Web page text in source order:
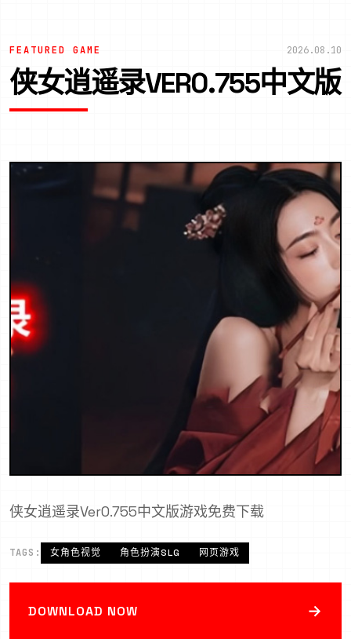
FEATURED GAME 2026.08.10
侠女逍遥录VER0.755中文版
侠女逍遥录Ver0.755中文版游戏免费下载
TAGS: 女角色视觉 角色扮演SLG 网页游戏
DOWNLOAD NOW →